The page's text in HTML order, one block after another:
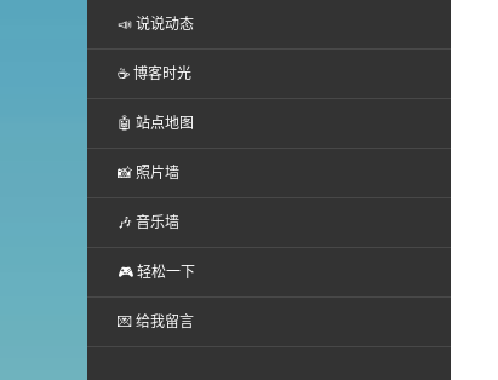
📣 说说动态
☕ 博客时光
🤖 站点地图
📸 照片墙
🎶 音乐墙
🎮 轻松一下
💌 给我留言